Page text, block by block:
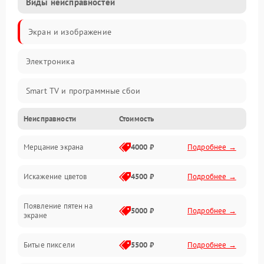
Экран и изображение
Электроника
Smart TV и программные сбои
Питание и запуск
Подсветка и LED-модули
Звук и аудиосистема
Сигнал и приём каналов
Неисправности Стоимость
Мерцание экрана 4000 ₽ Подробнее →
Искажение цветов 4500 ₽ Подробнее →
Появление пятен на
экране
5000 ₽ Подробнее →
Битые пиксели 5500 ₽ Подробнее →